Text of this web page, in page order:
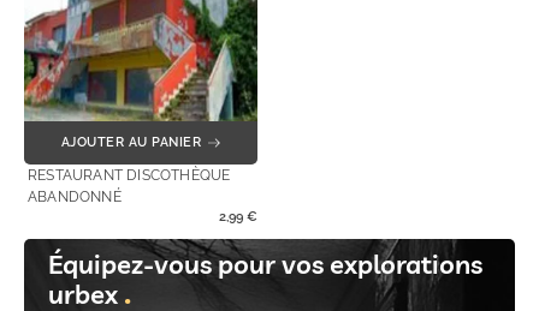
AJOUTER AU PANIER
RESTAURANT DISCOTHÈQUE
ABANDONNÉ
2,99 €
Équipez-vous pour vos explorations
urbex